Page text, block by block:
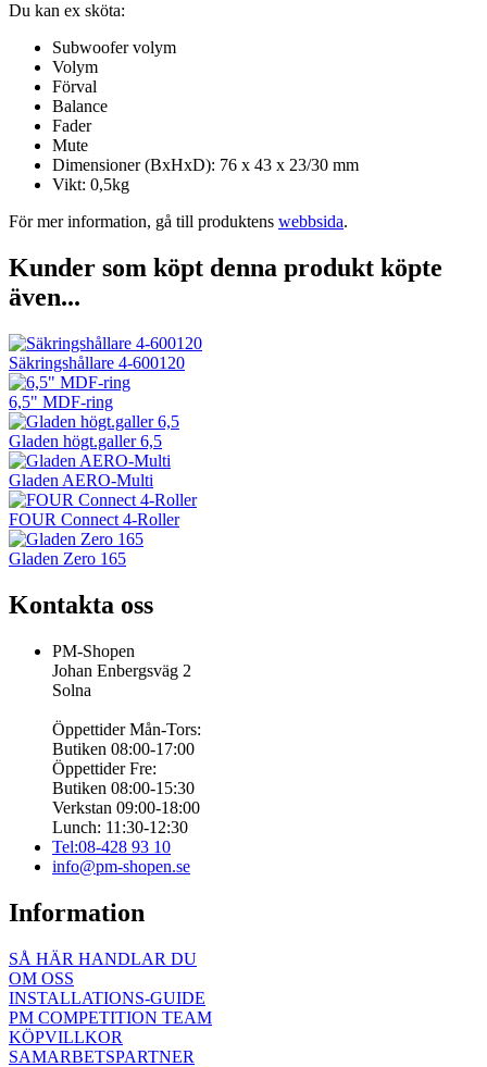
Du kan ex sköta:
Subwoofer volym
Volym
Förval
Balance
Fader
Mute
Dimensioner (BxHxD): 76 x 43 x 23/30 mm
Vikt: 0,5kg
För mer information, gå till produktens webbsida.
Kunder som köpt denna produkt köpte
även...
Säkringshållare 4-600120
6,5" MDF-ring
Gladen högt.galler 6,5
Gladen AERO-Multi
FOUR Connect 4-Roller
Gladen Zero 165
Kontakta oss
PM-Shopen
Johan Enbergsväg 2
Solna
Öppettider Mån-Tors:
Butiken 08:00-17:00
Öppettider Fre:
Butiken 08:00-15:30
Verkstan 09:00-18:00
Lunch: 11:30-12:30
Tel:08-428 93 10
info@pm-shopen.se
Information
SÅ HÄR HANDLAR DU
OM OSS
INSTALLATIONS-GUIDE
PM COMPETITION TEAM
KÖPVILLKOR
SAMARBETSPARTNER